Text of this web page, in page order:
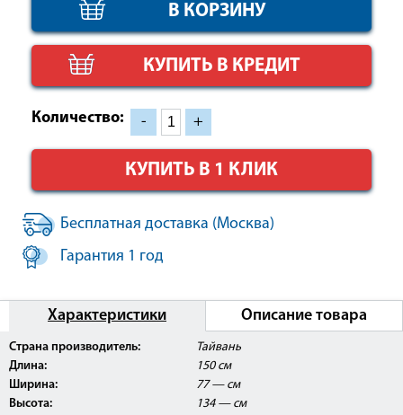
КУПИТЬ В КРЕДИТ
Количество: - +
КУПИТЬ В 1 КЛИК
Бесплатная доставка (Москва)
Гарантия 1 год
Характеристики Описание товара
Страна производитель:
Тайвань
Длина:
150 см
Ширина:
77 — см
Высота:
134 — см